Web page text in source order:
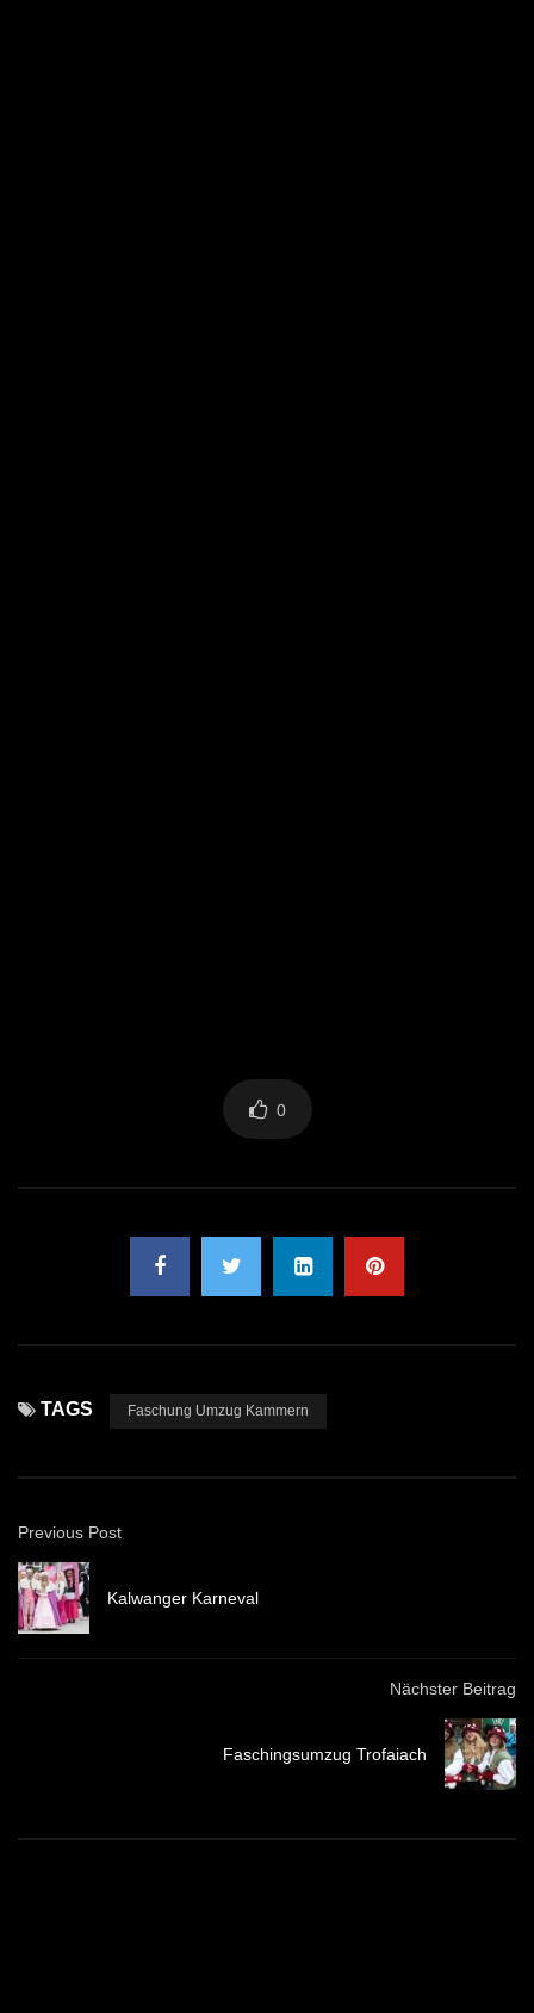
0
TAGS Faschung Umzug Kammern
Previous Post
Kalwanger Karneval
Nächster Beitrag
Faschingsumzug Trofaiach